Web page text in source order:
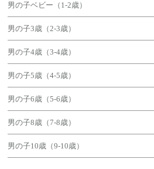
男の子ベビー（1-2歳）
男の子3歳（2-3歳）
男の子4歳（3-4歳）
男の子5歳（4-5歳）
男の子6歳（5-6歳）
男の子8歳（7-8歳）
男の子10歳（9-10歳）